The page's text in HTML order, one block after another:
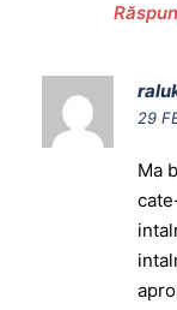
29
Ma